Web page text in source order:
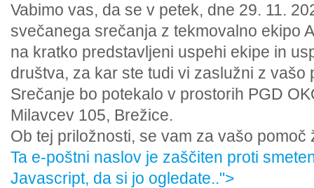
Vabimo vas, da se v petek, dne 29. 11.
svečanega srečanja z tekmovalno ekipo
na kratko predstavljeni uspehi ekipe in
društva, za kar ste tudi vi zaslužni z vašo
Srečanje bo potekalo v prostorih PGD
Milavcev 105, Brežice.
Ob tej priložnosti, se vam za vašo pomoč
Ta e-poštni naslov je zaščiten proti
Javascript, da si jo ogledate..">